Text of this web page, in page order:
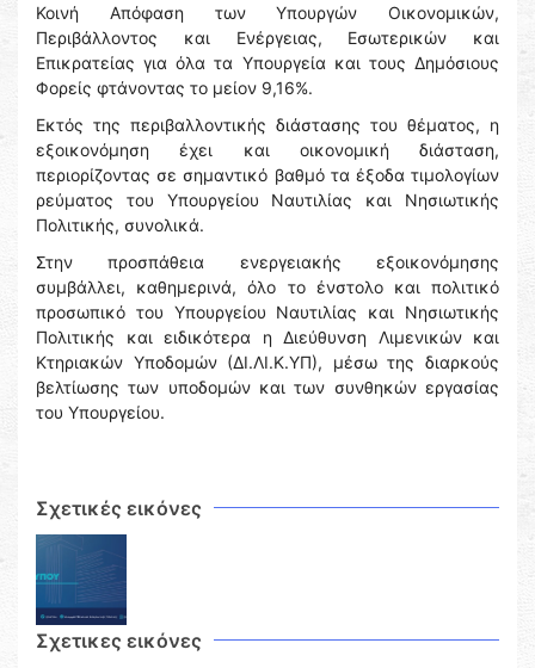
Κοινή Απόφαση των Υπουργών Οικονομικών,
Περιβάλλοντος και Ενέργειας, Εσωτερικών και
Επικρατείας για όλα τα Υπουργεία και τους Δημόσιους
Φορείς φτάνοντας το μείον 9,16%.
Εκτός της περιβαλλοντικής διάστασης του θέματος, η
εξοικονόμηση έχει και οικονομική διάσταση,
περιορίζοντας σε σημαντικό βαθμό τα έξοδα τιμολογίων
ρεύματος του Υπουργείου Ναυτιλίας και Νησιωτικής
Πολιτικής, συνολικά.
Στην προσπάθεια ενεργειακής εξοικονόμησης
συμβάλλει, καθημερινά, όλο το ένστολο και πολιτικό
προσωπικό του Υπουργείου Ναυτιλίας και Νησιωτικής
Πολιτικής και ειδικότερα η Διεύθυνση Λιμενικών και
Κτηριακών Υποδομών (ΔΙ.ΛΙ.Κ.ΥΠ), μέσω της διαρκούς
βελτίωσης των υποδομών και των συνθηκών εργασίας
του Υπουργείου.
Σχετικές εικόνες
Σχετικες εικόνες